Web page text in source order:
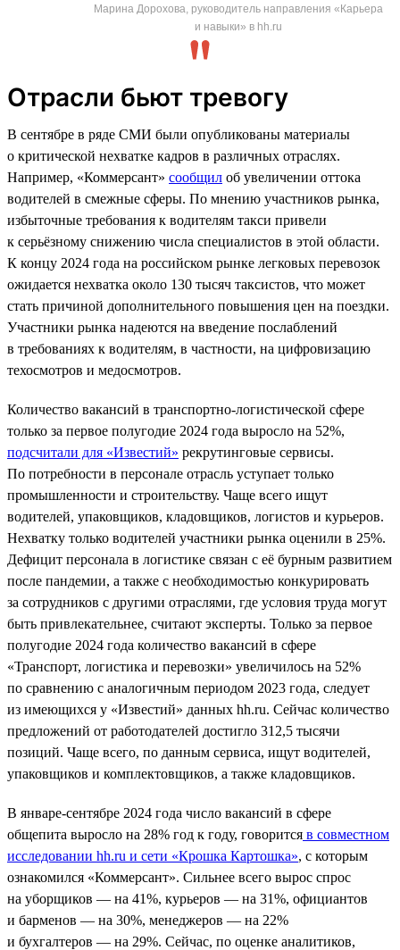
Марина Дорохова, руководитель направления «Карьера
и навыки» в hh.ru
Отрасли бьют тревогу
В сентябре в ряде СМИ были опубликованы материалы
о критической нехватке кадров в различных отраслях.
Например, «Коммерсант» сообщил об увеличении оттока
водителей в смежные сферы. По мнению участников рынка,
избыточные требования к водителям такси привели
к серьёзному снижению числа специалистов в этой области.
К концу 2024 года на российском рынке легковых перевозок
ожидается нехватка около 130 тысяч таксистов, что может
стать причиной дополнительного повышения цен на поездки.
Участники рынка надеются на введение послаблений
в требованиях к водителям, в частности, на цифровизацию
техосмотров и медосмотров.
Количество вакансий в транспортно-логистической сфере
только за первое полугодие 2024 года выросло на 52%,
подсчитали для «Известий» рекрутинговые сервисы.
По потребности в персонале отрасль уступает только
промышленности и строительству. Чаще всего ищут
водителей, упаковщиков, кладовщиков, логистов и курьеров.
Нехватку только водителей участники рынка оценили в 25%.
Дефицит персонала в логистике связан с её бурным развитием
после пандемии, а также с необходимостью конкурировать
за сотрудников с другими отраслями, где условия труда могут
быть привлекательнее, считают эксперты. Только за первое
полугодие 2024 года количество вакансий в сфере
«Транспорт, логистика и перевозки» увеличилось на 52%
по сравнению с аналогичным периодом 2023 года, следует
из имеющихся у «Известий» данных hh.ru. Сейчас количество
предложений от работодателей достигло 312,5 тысячи
позиций. Чаще всего, по данным сервиса, ищут водителей,
упаковщиков и комплектовщиков, а также кладовщиков.
В январе-сентябре 2024 года число вакансий в сфере
общепита выросло на 28% год к году, говорится в совместном
исследовании hh.ru и сети «Крошка Картошка», с которым
ознакомился «Коммерсант». Сильнее всего вырос спрос
на уборщиков — на 41%, курьеров — на 31%, официантов
и барменов — на 30%, менеджеров — на 22%
и бухгалтеров — на 29%. Сейчас, по оценке аналитиков,